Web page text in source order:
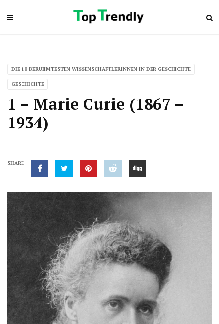
DIE 10 BERÜHMTESTEN WISSENSCHAFTLERINNEN IN DER GESCHICHTE
GESCHICHTE
1 – Marie Curie (1867 –
1934)
SHARE